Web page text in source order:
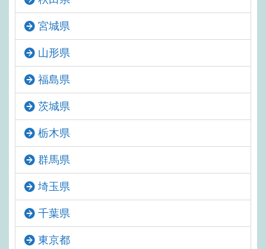
宮城県
山形県
福島県
茨城県
栃木県
群馬県
埼玉県
千葉県
東京都